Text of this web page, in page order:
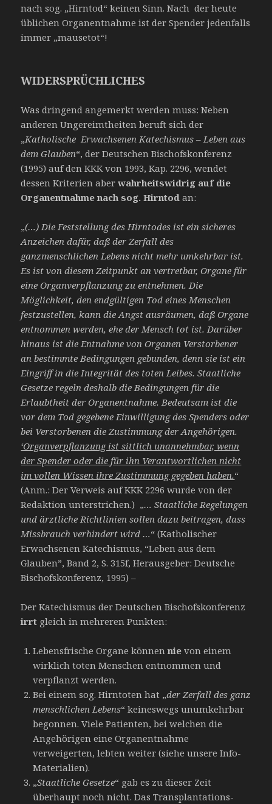
nach sog. „Hirntod“ keinen Sinn. Nach der heute
üblichen Organentnahme ist der Spender jedenfalls
immer „mausetot“!
WIDERSPRÜCHLICHES
Was dringend angemerkt werden muss: Neben
anderen Ungereimtheiten beruft sich der
„Katholische Erwachsenen Katechismus – Leben aus
dem Glauben“, der Deutschen Bischofskonferenz
(1995) auf den KKK von 1993, Kap. 2296, wendet
dessen Kriterien aber wahrheitswidrig auf die
Organentnahme nach sog. Hirntodan:
„(…) Die Feststellung des Hirntodes ist ein sicheres
Anzeichen dafür, daß der Zerfall des
ganzmenschlichen Lebens nicht mehr umkehrbar ist.
Es ist von diesem Zeitpunkt an vertretbar, Organe für
eine Organverpflanzung zu entnehmen. Die
Möglichkeit, den endgültigen Tod eines Menschen
festzustellen, kann die Angst ausräumen, daß Organe
entnommen werden, ehe der Mensch tot ist. Darüber
hinaus ist die Entnahme von Organen Verstorbener
an bestimmte Bedingungen gebunden, denn sie ist ein
Eingriff in die Integrität des toten Leibes.Staatliche
Gesetze regeln deshalb die Bedingungen für die
Erlaubtheit der Organentnahme. Bedeutsam ist die
vor dem Tod gegebene Einwilligung des Spenders oder
bei Verstorbenen die Zustimmung der Angehörigen.
‘Organverpflanzung ist sittlich unannehmbar, wenn
der Spender oder die für ihn Verantwortlichen nicht
im vollen Wissen ihre Zustimmung gegeben haben.“
(Anm.: Der Verweis auf KKK 2296 wurde von der
Redaktion unterstrichen.) „… Staatliche Regelungen
und ärztliche Richtlinien sollen dazu beitragen, dass
Missbrauch verhindert wird …“ (Katholischer
Erwachsenen Katechismus, “Leben aus dem
Glauben”, Band 2, S. 315f, Herausgeber: Deutsche
Bischofskonferenz, 1995) –
Der Katechismus der Deutschen Bischofskonferenz
irrt gleich in mehreren Punkten:
Lebensfrische Organe könnennievon einem
wirklich toten Menschen entnommen und
verpflanzt werden.
Bei einem sog. Hirntoten hat „der Zerfall des ganz
menschlichen Lebens“ keineswegs unumkehrbar
begonnen. Viele Patienten, bei welchen die
Angehörigen eine Organentnahme
verweigerten, lebten weiter (siehe unsere Info-
Materialien).
„Staatliche Gesetze“ gab es zu dieser Zeit
überhaupt noch nicht. Das Transplantations-